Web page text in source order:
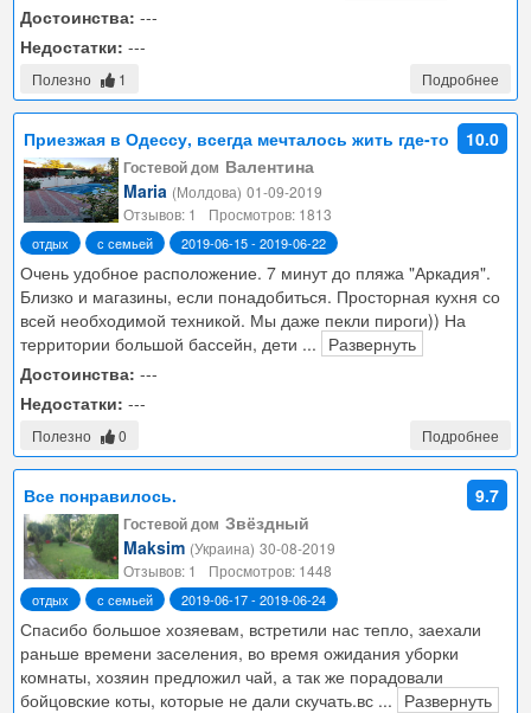
Достоинства: ---
Недостатки: ---
Полезно 1 Подробнее
Приезжая в Одессу, всегда мечталось жить где-то
по ближе к морю. Мечты сбываются )
10.0
Гостевой дом Валентина
Maria (Молдова) 01-09-2019
Отзывов: 1
Просмотров: 1813
отдых с семьей 2019-06-15 - 2019-06-22
Очень удобное расположение. 7 минут до пляжа "Аркадия".
Близко и магазины, если понадобиться. Просторная кухня со
всей необходимой техникой. Мы даже пекли пироги)) На
территории большой бассейн, дети ... Развернуть
Достоинства: ---
Недостатки: ---
Полезно 0 Подробнее
Все понравилось. 9.7
Гостевой дом Звёздный
Maksim (Украина) 30-08-2019
Отзывов: 1
Просмотров: 1448
отдых с семьей 2019-06-17 - 2019-06-24
Спасибо большое хозяевам, встретили нас тепло, заехали
раньше времени заселения, во время ожидания уборки
комнаты, хозяин предложил чай, а так же порадовали
бойцовские коты, которые не дали скучать.вс ... Развернуть